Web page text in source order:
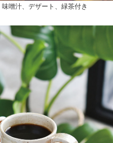
噌汁、デザート、緑茶付き